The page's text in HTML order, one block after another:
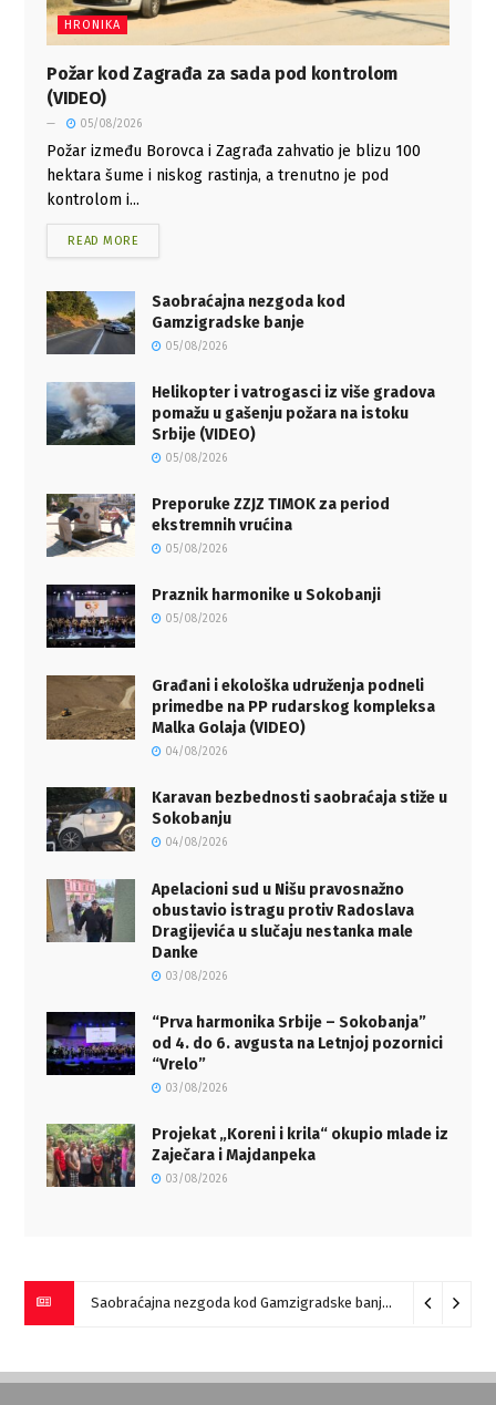
HRONIKA
Požar kod Zagrađa za sada pod kontrolom
(VIDEO)
05/08/2026
Požar između Borovca i Zagrađa zahvatio je blizu 100
hektara šume i niskog rastinja, a trenutno je pod
kontrolom i...
READ MORE
Saobraćajna nezgoda kod
Gamzigradske banje
05/08/2026
Helikopter i vatrogasci iz više gradova
pomažu u gašenju požara na istoku
Srbije (VIDEO)
05/08/2026
Preporuke ZZJZ TIMOK za period
ekstremnih vrućina
05/08/2026
Praznik harmonike u Sokobanji
05/08/2026
Građani i ekološka udruženja podneli
primedbe na PP rudarskog kompleksa
Malka Golaja (VIDEO)
04/08/2026
Karavan bezbednosti saobraćaja stiže u
Sokobanju
04/08/2026
Apelacioni sud u Nišu pravosnažno
obustavio istragu protiv Radoslava
Dragijevića u slučaju nestanka male
Danke
03/08/2026
“Prva harmonika Srbije – Sokobanja”
od 4. do 6. avgusta na Letnjoj pozornici
“Vrelo”
03/08/2026
Projekat „Koreni i krila“ okupio mlade iz
Zaječara i Majdanpeka
03/08/2026
Saobraćajna nezgoda kod Gamzigradske banje 05/08/2026